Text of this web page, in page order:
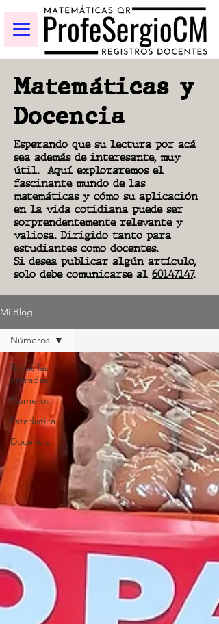
Matemáticas y
Docencia
Esperando que su lectura por acá
sea además de interesante, muy
útil. Aquí exploraremos el
fascinante mundo de las
matemáticas y cómo su aplicación
en la vida cotidiana puede ser
sorprendentemente relevante y
valiosa. Dirigido tanto para
estudiantes como docentes.
Si desea publicar algún artículo,
solo debe comunicarse al 60147147.
Mi Blog
Todas las
entradas
Números
Estadística
Docencia
Números